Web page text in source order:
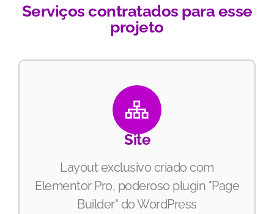
Serviços contratados para esse
projeto
Site
Layout exclusivo criado com
Elementor Pro, poderoso plugin "Page
Builder" do WordPress